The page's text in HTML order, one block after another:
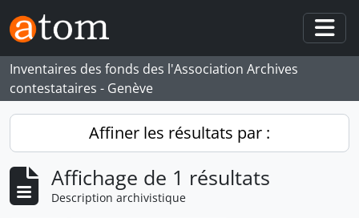
Skip to main content
Inventaires des fonds des l'Association Archives
contestataires - Genève
Affiner les résultats par :
Affichage de 1 résultats
Description archivistique